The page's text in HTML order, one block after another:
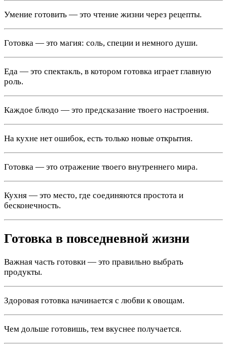
Умение готовить — это чтение жизни через рецепты.
Готовка — это магия: соль, специи и немного души.
Еда — это спектакль, в котором готовка играет главную
роль.
Каждое блюдо — это предсказание твоего настроения.
На кухне нет ошибок, есть только новые открытия.
Готовка — это отражение твоего внутреннего мира.
Кухня — это место, где соединяются простота и
бесконечность.
Готовка в повседневной жизни
Важная часть готовки — это правильно выбрать
продукты.
Здоровая готовка начинается с любви к овощам.
Чем дольше готовишь, тем вкуснее получается.